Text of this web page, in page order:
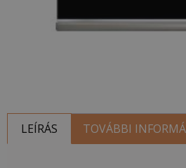
LEÍRÁS TOVÁBBI